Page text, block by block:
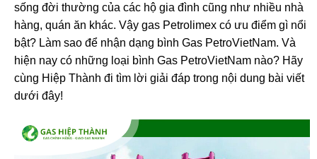
sống đời thường của các hộ gia đình cũng như nhiều nhà
hàng, quán ăn khác. Vậy gas ​​Petrolimex có ưu điểm gì nổi
bật? Làm sao để nhận dạng bình Gas PetroVietNam. Và
hiện nay có những loại bình Gas PetroVietNam nào? Hãy
cùng Hiệp Thành đi tìm lời giải đáp trong nội dung bài viết
dưới đây!